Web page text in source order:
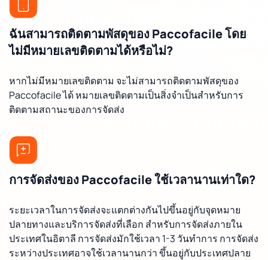
ฉันสามารถติดตามพัสดุของ Paccofacile โดย
ไม่มีหมายเลขติดตามได้หรือไม่?
หากไม่มีหมายเลขติดตาม จะไม่สามารถติดตามพัสดุของ
Paccofacile ได้ หมายเลขติดตามเป็นสิ่งจำเป็นสำหรับการ
ติดตามสถานะของการจัดส่ง
การจัดส่งของ Paccofacile ใช้เวลานานเท่าใด?
ระยะเวลาในการจัดส่งจะแตกต่างกันไปขึ้นอยู่กับจุดหมาย
ปลายทางและบริการจัดส่งที่เลือก สำหรับการจัดส่งภายใน
ประเทศในอิตาลี การจัดส่งมักใช้เวลา 1-3 วันทำการ การจัดส่ง
ระหว่างประเทศอาจใช้เวลานานกว่า ขึ้นอยู่กับประเทศปลาย